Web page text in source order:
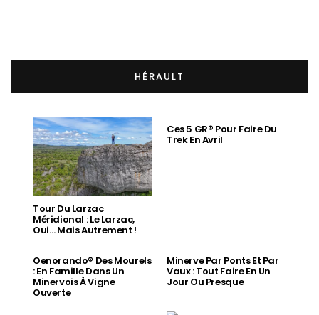
HÉRAULT
Tour Du Larzac
Méridional : Le Larzac,
Oui… Mais Autrement !
Ces 5 GR® Pour Faire Du
Trek En Avril
Oenorando® Des Mourels
: En Famille Dans Un
Minervois À Vigne
Ouverte
Minerve Par Ponts Et Par
Vaux : Tout Faire En Un
Jour Ou Presque